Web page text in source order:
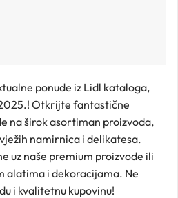
ponude iz Lidl kataloga,
Otkrijte fantastične
na širok asortiman proizvoda,
namirnica i delikatesa.
uz naše premium proizvode ili
alatima i dekoracijama. Ne
i kvalitetnu kupovinu!